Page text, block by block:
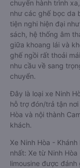
chuyến hành trình
như các ghế bọc da
tiện nghi hiện đại
sách, hệ thống âm
giữa khoang lái và
ghế ngồi rất thoải
nhu cầu về sang
chuyển.
Đây là loại xe Ninh
hỗ trợ đón/trả tận
Hòa và nội thành
khách.
Xe Ninh Hòa -
nhất: Xe từ Ninh Hòa
limousine được